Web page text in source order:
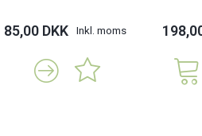
85,00 DKK Inkl. moms